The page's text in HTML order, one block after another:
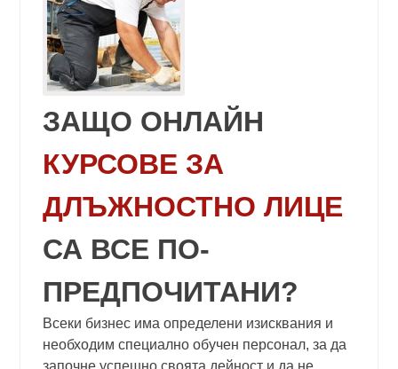
ЗАЩО ОНЛАЙН
КУРСОВЕ ЗА
ДЛЪЖНОСТНО ЛИЦЕ
СА ВСЕ ПО-
ПРЕДПОЧИТАНИ?
Всеки бизнес има определени изисквания и
необходим специално обучен персонал, за да
започне успешно своята дейност и да не